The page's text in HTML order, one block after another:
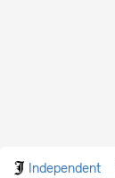
Independent